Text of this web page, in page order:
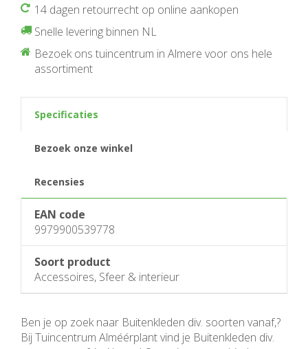
14 dagen retourrecht op online aankopen
Snelle levering binnen NL
Bezoek ons tuincentrum in Almere voor ons hele
assortiment
Specificaties
Bezoek onze winkel
Recensies
EAN code
9979900539778
Soort product
Accessoires, Sfeer & interieur
Ben je op zoek naar Buitenkleden div. soorten vanaf,?
Bij Tuincentrum Alméérplant vind je Buitenkleden div.